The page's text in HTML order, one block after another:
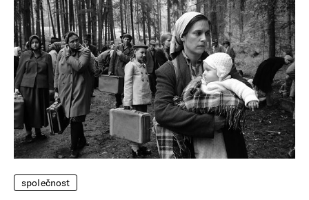
společnost